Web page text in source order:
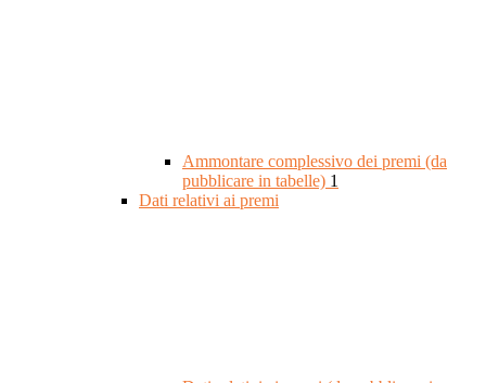
Ammontare complessivo dei premi (da
pubblicare in tabelle) 1
Dati relativi ai premi